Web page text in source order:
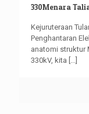
330Menara
Kejuruteraan
Penghantaran
anatomi struktur
330kV, kita [...]